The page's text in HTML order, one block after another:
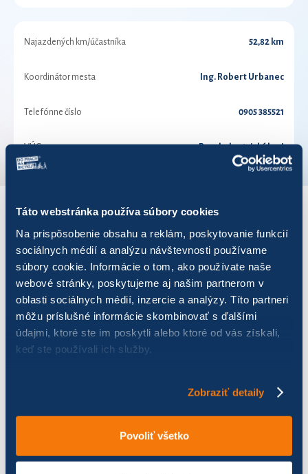
Táto webstránka používa súbory cookies
Na prispôsobenie obsahu a reklám, poskytovanie funkcií
sociálnych médií a analýzu návštevnosti používame
súbory cookie. Informácie o tom, ako používate naše
webové stránky, poskytujeme aj našim partnerom v
oblasti sociálnych médií, inzercie a analýzy. Títo partneri
môžu príslušné informácie skombinovať s ďalšími
údajmi, ktoré ste im poskytli alebo ktoré od vás získali,
keď ste používali ich služby.
Zobraziť detaily
Povoliť všetko
Najazdených km/účastníka 52,82 km
Koordinátor mesta Ing. Robert Urbanec
Telefónne číslo 0905 385521
VÚC Banskobystrický kraj
VÝSLEDKY PRE ROK 2018
Zobraziť výsledkov
Názov Počet jázd
0,00